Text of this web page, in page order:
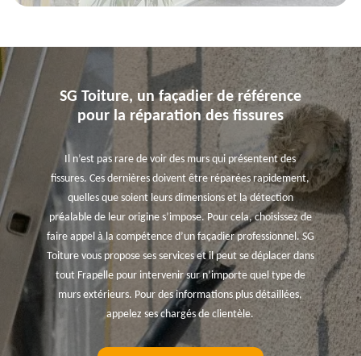
SG Toiture, un façadier de référence
pour la réparation des fissures
Il n’est pas rare de voir des murs qui présentent des
fissures. Ces dernières doivent être réparées rapidement,
quelles que soient leurs dimensions et la détection
préalable de leur origine s’impose. Pour cela, choisissez de
faire appel à la compétence d’un façadier professionnel. SG
Toiture vous propose ses services et il peut se déplacer dans
tout Frapelle pour intervenir sur n’importe quel type de
murs extérieurs. Pour des informations plus détaillées,
appelez ses chargés de clientèle.